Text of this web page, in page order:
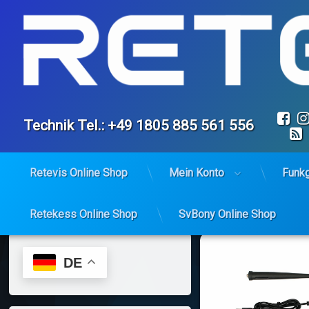
to
Tel:
Technik Tel.: +49 1805 885 561 556
Retevis Online Shop Mein Konto
Retekess Online Shop SvBony Online Shop
DE